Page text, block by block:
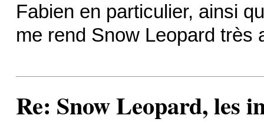
Fabien en particulier, ainsi
me rend Snow Leopard très
Re: Snow Leopard, les